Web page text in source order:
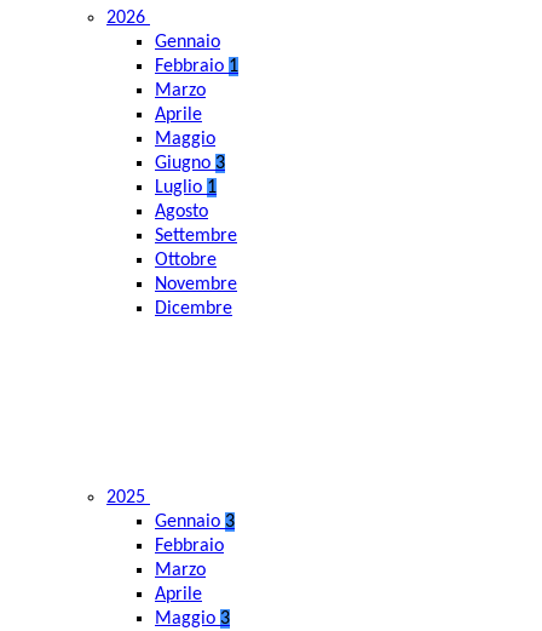
2026
Gennaio
Febbraio 1
Marzo
Aprile
Maggio
Giugno 3
Luglio 1
Agosto
Settembre
Ottobre
Novembre
Dicembre
2025
Gennaio 3
Febbraio
Marzo
Aprile
Maggio 3